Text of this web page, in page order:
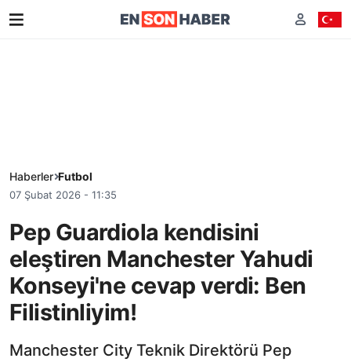
Haberler Futbol
07 Şubat 2026 - 11:35
Pep Guardiola kendisini
eleştiren Manchester Yahudi
Konseyi'ne cevap verdi: Ben
Filistinliyim!
Manchester City Teknik Direktörü Pep